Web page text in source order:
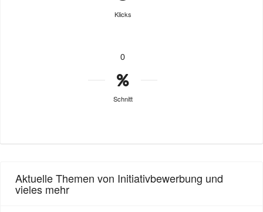
Klicks
0
Schnitt
Aktuelle Themen von Initiativbewerbung und
vieles mehr